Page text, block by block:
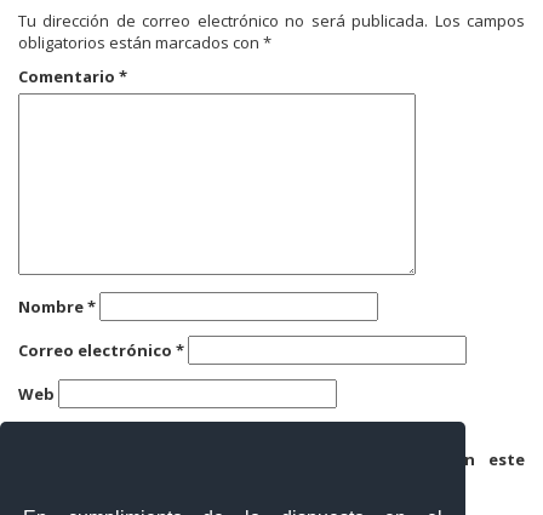
Tu dirección de correo electrónico no será publicada. Los campos
obligatorios están marcados con *
Comentario *
Nombre*
Correo electrónico *
Web
Guarda mi nombre, correo electrónico y web en este